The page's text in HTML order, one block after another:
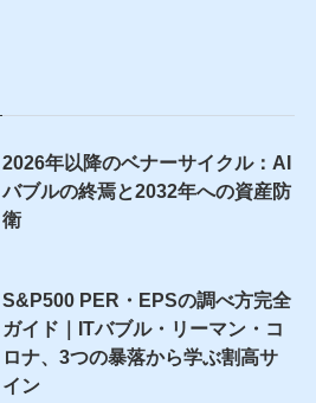
2026年以降のベナーサイクル：AI
バブルの終焉と2032年への資産防
衛
S&P500 PER・EPSの調べ方完全
ガイド｜ITバブル・リーマン・コ
ロナ、3つの暴落から学ぶ割高サ
イン